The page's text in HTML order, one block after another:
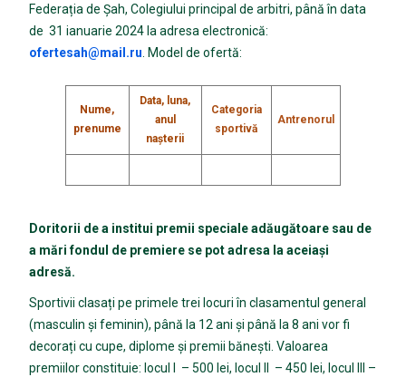
Federația de Șah, Colegiului principal de arbitri, până în data
de 31 ianuarie 2024 la adresa electronică:
ofertesah@mail.ru. Model de ofertă:
Nume,
prenume
Data, luna,
anul
naşterii
Categoria
sportivă
Antrenorul
Doritorii de a institui premii speciale adăugătoare sau de
a mări fondul de premiere se pot adresa la aceiași
adresă.
Sportivii clasați pe primele trei locuri în clasamentul general
(masculin și feminin), până la 12 ani și până la 8 ani vor fi
decorați cu cupe, diplome și premii bănești. Valoarea
premiilor constituie: locul I – 500 lei, locul II – 450 lei, locul III –